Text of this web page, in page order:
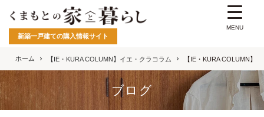
新築一戸建ての購入情報サイト
ホーム 【IE・KURA COLUMN】イエ・クラコラム 【IE・KURA COLUMN】
ブログ
MENU